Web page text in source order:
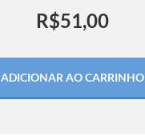
R$51,00
ADICIONAR AO CARRINHO